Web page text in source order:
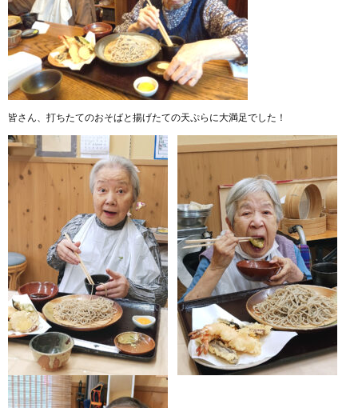
皆さん、打ちたてのおそばと揚げたての天ぷらに大満足でした！